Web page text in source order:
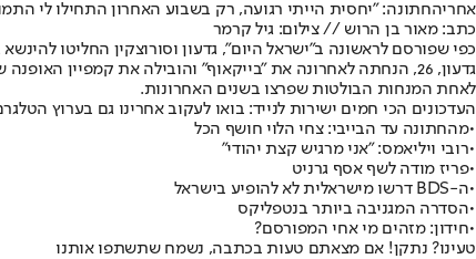
אחריהחתונה: "יחסית הייתי רגועה, רק בשבוע האחרון התחילו לי
כתב: מאור בן הרוש // צילום: גיל קרמר
כפי שפורסם לראשונה ב"ישראל היום", גדעון וסורוצקין החליטו
לאחת המנחות הבולטות שפרצו בשנים האחרונות.
העדכונים הכי חמים ישירות לנייד: בואו לעקוב אחרינו גם בערוץ
•מהחתונה עד הבייבי: צחי הלוי חושף הכל
•רובי ויליאמס: "אני מרגיש קצת יהודי"
•פריז מודה לשף אסף גרניט
•ה-BDS דרשו מישראלית לא להופיע בישראל
•הסדרה המגניבה ביותר בנטפליקס
•חידון: מזהים מי אחי המפורסם?
טעינו? נתקן! אם מצאתם טעות בכתבה, נשמח שתשתפו אותנו